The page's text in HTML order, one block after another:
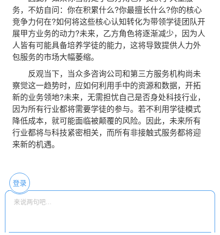
务，不妨自问：你在积累什么?你最擅长什么?你的核心
竞争力何在?如何将这些核心认知转化为带领学徒团队开
展甲方业务的动力?未来，乙方角色将逐渐减少，因为人
人皆有可能具备培养学徒的能力，这将导致提供人力外
包服务的市场大幅萎缩。
反观当下，当众多咨询公司和第三方服务机构尚未
察觉这一趋势时，应如何利用手中的资源和数据，开拓
新的业务领地?未来，无需担忧自己是否身处科技行业，
因为所有行业都将需要学徒的参与。若不利用学徒模式
降低成本，就可能面临被颠覆的风险。因此，未来所有
行业都将与科技紧密相关，而所有非接触式服务都将迎
来新的机遇。
登录